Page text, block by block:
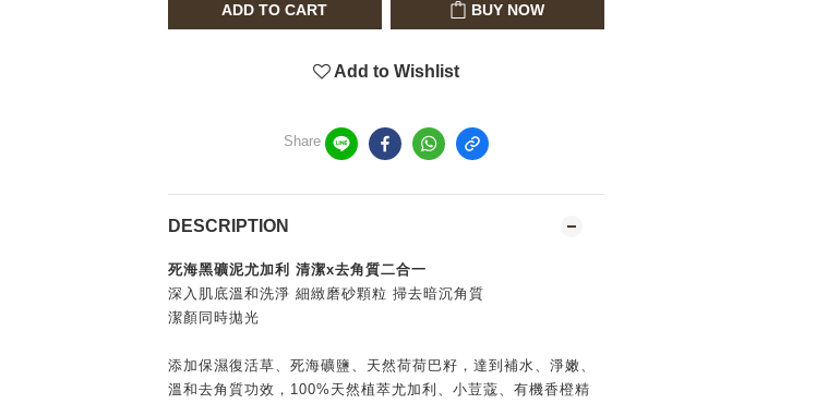
ADD TO CART BUY NOW
Add to Wishlist
Share
DESCRIPTION
死海黑礦泥尤加利 清潔x去角質二合一
深入肌底溫和洗淨 細緻磨砂顆粒 掃去暗沉角質
潔顏同時拋光
添加保濕復活草、死海礦鹽、天然荷荷巴籽，達到補水、淨嫩、
溫和去角質功效，100%天然植萃尤加利、小荳蔻、有機香橙精